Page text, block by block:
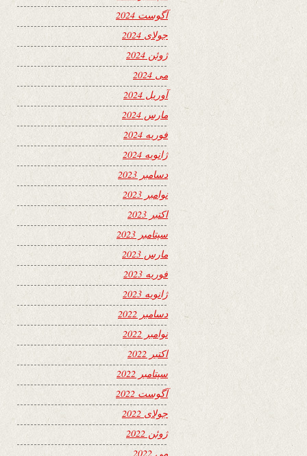
آگوست 2024
جولای 2024
ژوئن 2024
می 2024
آوریل 2024
مارس 2024
فوریه 2024
ژانویه 2024
دسامبر 2023
نوامبر 2023
اکتبر 2023
سپتامبر 2023
مارس 2023
فوریه 2023
ژانویه 2023
دسامبر 2022
نوامبر 2022
اکتبر 2022
سپتامبر 2022
آگوست 2022
جولای 2022
ژوئن 2022
می 2022